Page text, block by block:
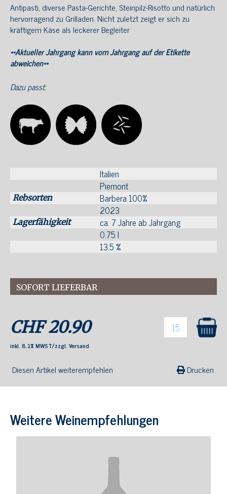
Antipasti, diverse Pasta-Gerichte, Steinpilz-Risotto und natürlich
hervorragend zu Grilladen. Nicht zuletzt zeigt er sich zu
kräftigem Käse als leckerer Begleiter
**Aktueller Jahrgang kann vom Jahrgang auf der Etikette
abweichen**
Dazu passt:
Italien
Piemont
Rebsorten
Barbera 100%
2023
Lagerfähigkeit
ca. 7 Jahre ab Jahrgang
0.75 l
13.5 %
SOFORT LIEFERBAR
CHF20.90
inkl. 8.1% MWST/zzgl. Versand
Diesen Artikel weiterempfehlen Drucken
Weitere Weinempfehlungen